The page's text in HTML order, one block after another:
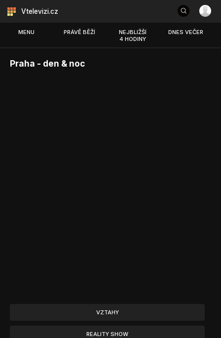
Vtelevizi.cz
MENU PRÁVĚ BĚŽÍ
NEJBLIŽŠÍ
4 HODINY
DNES VEČER
Praha - den & noc
VZTAHY
REALITY SHOW